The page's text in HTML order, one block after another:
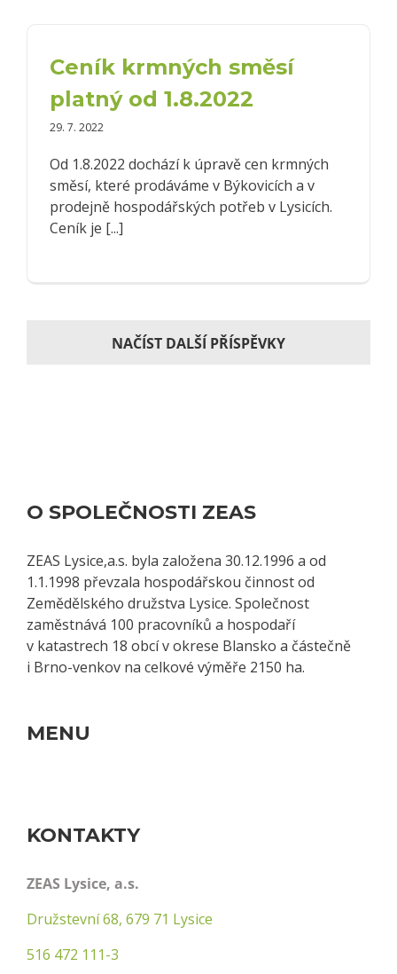
Ceník krmných směsí
platný od 1.8.2022
29. 7. 2022
Od 1.8.2022 dochází k úpravě cen krmných
směsí, které prodáváme v Býkovicích a v
prodejně hospodářských potřeb v Lysicích.
Ceník je [...]
NAČÍST DALŠÍ PŘÍSPĚVKY
O SPOLEČNOSTI ZEAS
ZEAS Lysice,a.s. byla založena 30.12.1996 a od
1.1.1998 převzala hospodářskou činnost od
Zemědělského družstva Lysice. Společnost
zaměstnává 100 pracovníků a hospodaří
v katastrech 18 obcí v okrese Blansko a částečně
i Brno-venkov na celkové výměře 2150 ha.
MENU
O nás
KONTAKTY
ZEAS Lysice, a.s.
Družstevní 68, 679 71 Lysice
516 472 111-3